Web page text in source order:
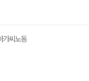
가씨노동